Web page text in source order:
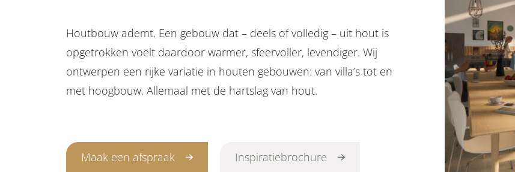
Houtbouw ademt. Een gebouw dat – deels of volledig – uit hout is
opgetrokken voelt daardoor warmer, sfeervoller, levendiger. Wij
ontwerpen een rijke variatie in houten gebouwen: van villa’s tot en
met hoogbouw. Allemaal met de hartslag van hout.
Maak een afspraak Inspiratiebrochure